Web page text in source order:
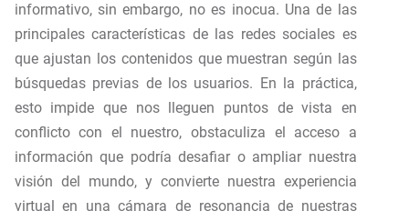
informativo, sin embargo, no es inocua. Una de las
principales características de las redes sociales es
que ajustan los contenidos que muestran según las
búsquedas previas de los usuarios. En la práctica,
esto impide que nos lleguen puntos de vista en
conflicto con el nuestro, obstaculiza el acceso a
información que podría desafiar o ampliar nuestra
visión del mundo, y convierte nuestra experiencia
virtual en una cámara de resonancia de nuestras